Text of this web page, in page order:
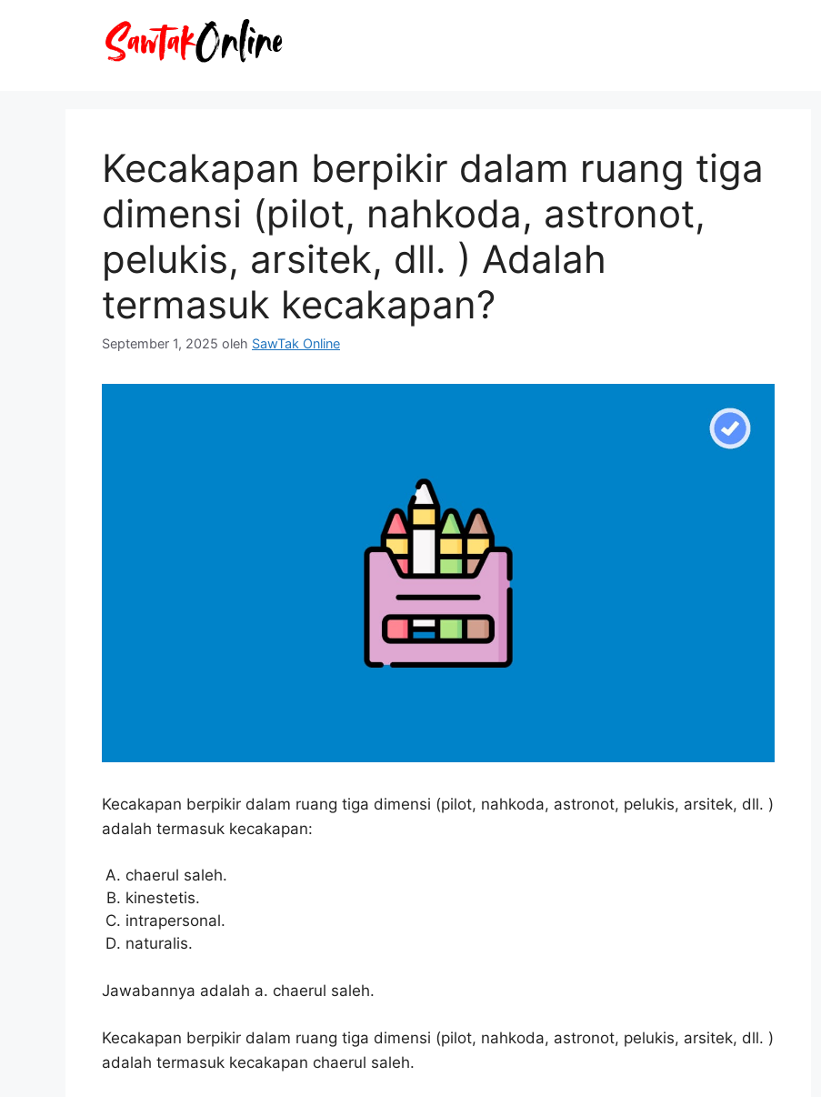
Kecakapan berpikir dalam ruang tiga
dimensi (pilot, nahkoda, astronot,
pelukis, arsitek, dll. ) Adalah
termasuk kecakapan?
September 1, 2025 oleh SawTak Online
Kecakapan berpikir dalam ruang tiga dimensi (pilot, nahkoda, astronot, pelukis, arsitek, dll. )
adalah termasuk kecakapan:
chaerul saleh.
kinestetis.
intrapersonal.
naturalis.
Jawabannya adalah a. chaerul saleh.
Kecakapan berpikir dalam ruang tiga dimensi (pilot, nahkoda, astronot, pelukis, arsitek, dll. )
adalah termasuk kecakapan chaerul saleh.